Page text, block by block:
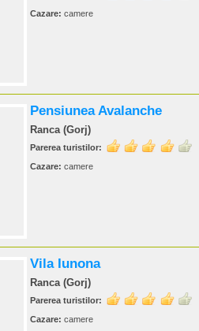
Cazare: camere
Pensiunea Avalanche
Ranca (Gorj)
Parerea turistilor:
Cazare: camere
Vila Iunona
Ranca (Gorj)
Parerea turistilor:
Cazare: camere